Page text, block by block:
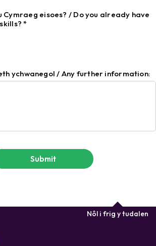
Cymraeg eisoes? / Do you already have
*
ychwanegol / Any further information:
Nôl i frig y tudalen